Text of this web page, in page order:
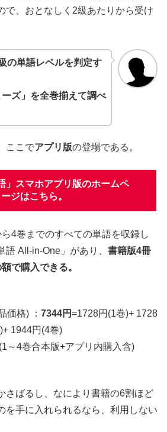
で、おとなしく2級あたりから受け
の単語レベルを判定す
ーズ」を全巻揃えて調べ
ここでアプリ版の登場である。
」スマホアプリ版のホームペ
ージはこちら。
4巻までのすべての単語を収録し
語 All-in-One」があり、 書籍版4冊
で購入できる。
価格) ： 7344円=1728円(1巻)+ 1728
1944円(4巻)
(1～4巻合本版+アプリ内購入含)
ばるし、なにより書籍の6割ほど
を手に入れられるなら、利用しない